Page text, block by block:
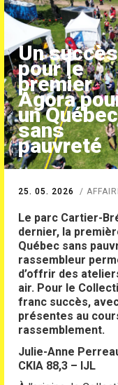
Un succès
pour le
premier
Agora
un Québec
sans
pauvreté
25. 05. 2026
Le parc Cartier-
dernier, la
Québec sans
rassembleur
d’offrir des
air. Pour le
franc succès,
présentes au
rassemblement.
Julie-Anne
CKIA 88,3 – IJL